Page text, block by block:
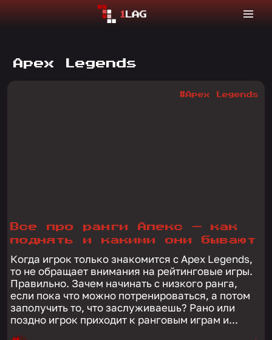
Apex Legends
Все про ранги Апекс — как
поднять и какими они бывают
Когда игрок только знакомится с Apex Legends,
то не обращает внимания на рейтинговые игры.
Правильно. Зачем начинать с низкого ранга,
если пока что можно потренироваться, а потом
заполучить то, что заслуживаешь? Рано или
поздно игрок приходит к ранговым играм и...
#Apex Legends